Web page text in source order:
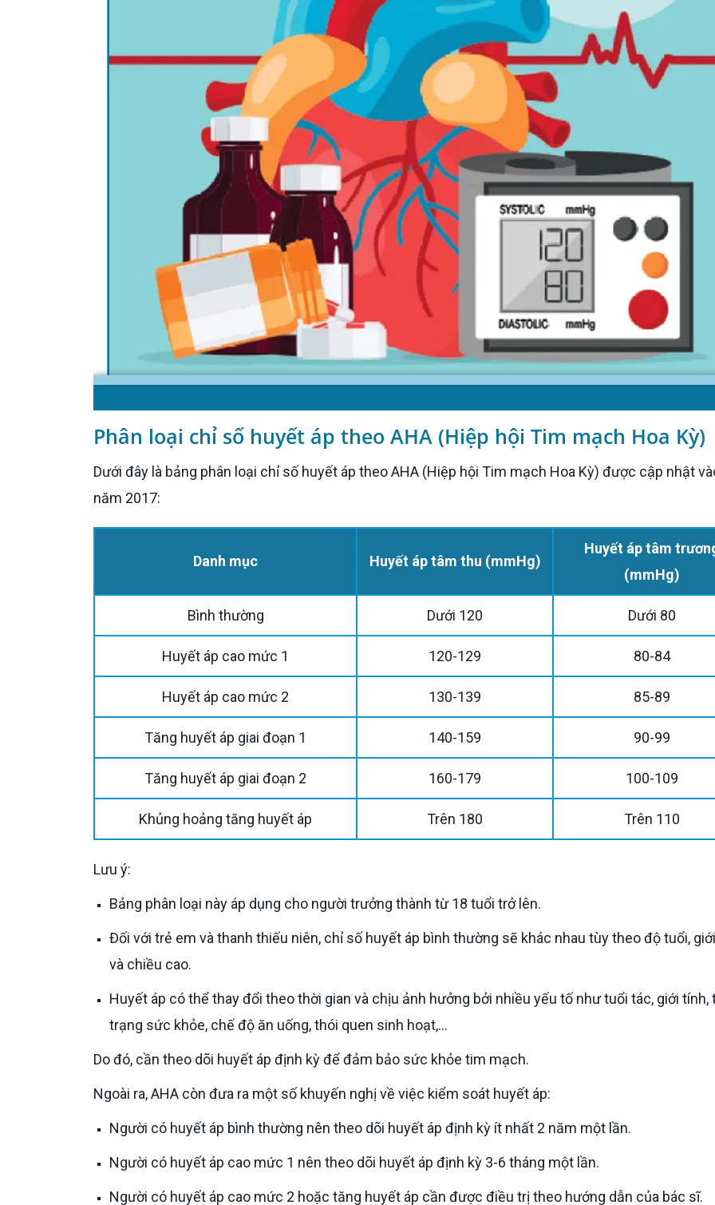
Phân loại chỉ số huyết áp theo AHA (Hiệp hội Tim mạch Hoa Kỳ)
Dưới đây là bảng phân loại chỉ số huyết áp theo AHA (Hiệp hội Tim mạch Hoa Kỳ) được cập nhật vào
năm 2017:
Danh mục Huyết áp tâm thu (mmHg)
Huyết áp tâm trương
(mmHg)
Bình thường Dưới 120 Dưới 80
Huyết áp cao mức 1 120-129 80-84
Huyết áp cao mức 2 130-139 85-89
Tăng huyết áp giai đoạn 1 140-159 90-99
Tăng huyết áp giai đoạn 2 160-179 100-109
Khủng hoảng tăng huyết áp Trên 180 Trên 110
Lưu ý:
Bảng phân loại này áp dụng cho người trưởng thành từ 18 tuổi trở lên.
Đối với trẻ em và thanh thiếu niên, chỉ số huyết áp bình thường sẽ khác nhau tùy theo độ tuổi, giới tính
và chiều cao.
Huyết áp có thể thay đổi theo thời gian và chịu ảnh hưởng bởi nhiều yếu tố như tuổi tác, giới tính, tình
trạng sức khỏe, chế độ ăn uống, thói quen sinh hoạt,...
Do đó, cần theo dõi huyết áp định kỳ để đảm bảo sức khỏe tim mạch.
Ngoài ra, AHA còn đưa ra một số khuyến nghị về việc kiểm soát huyết áp:
Người có huyết áp bình thường nên theo dõi huyết áp định kỳ ít nhất 2 năm một lần.
Người có huyết áp cao mức 1 nên theo dõi huyết áp định kỳ 3-6 tháng một lần.
Người có huyết áp cao mức 2 hoặc tăng huyết áp cần được điều trị theo hướng dẫn của bác sĩ.